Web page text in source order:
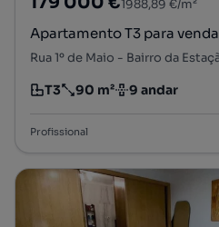
1988,89 €/m²
Apartamento T3 para venda
Tipologia
T3
Preço por metro quadrado
90 m²
Andar 9 andar
Profissional